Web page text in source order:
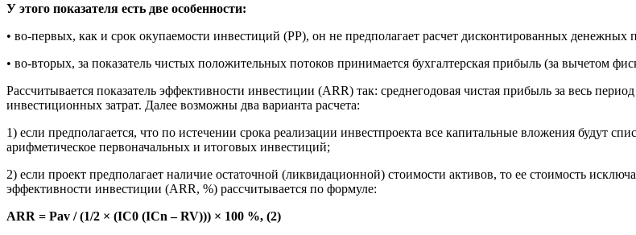
У этого показателя есть две особенности:
• во-первых, как и срок окупаемости инвестиций (РР), он не предполагает расчет дисконтированных денежных
• во-вторых, за показатель чистых положительных потоков принимается бухгалтерская прибыль (за вычетом
Рассчитывается показатель эффективности инвестиции (ARR) так: среднегодовая чистая прибыль за весь
инвестиционных затрат. Далее возможны два варианта расчета:
1) если предполагается, что по истечении срока реализации инвестпроекта все капитальные вложения будут
арифметическое первоначальных и итоговых инвестиций;
2) если проект предполагает наличие остаточной (ликвидационной) стоимости активов, то ее стоимость
эффективности инвестиции (ARR, %) рассчитывается по формуле:
ARR = Pav / (1/2 × (IC0 (ICn – RV))) × 100 %, (2)